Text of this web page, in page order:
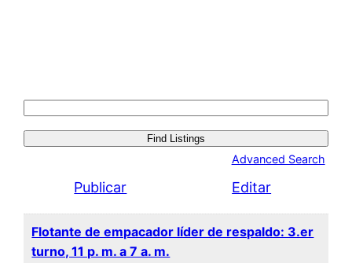
Search
for:
Advanced Search
Publicar Editar
Flotante de empacador líder de respaldo: 3.er
turno, 11 p. m. a 7 a. m.